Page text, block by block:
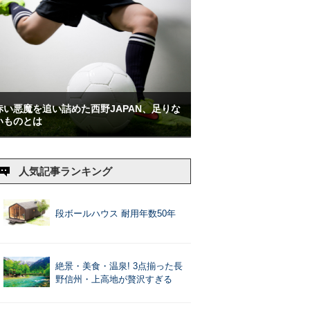
い悪魔を追い詰めた西野JAPAN、足りな
ものとは
人気記事ランキング
段ボールハウス 耐用年数50年
絶景・美食・温泉! 3点揃った長
野信州・上高地が贅沢すぎる